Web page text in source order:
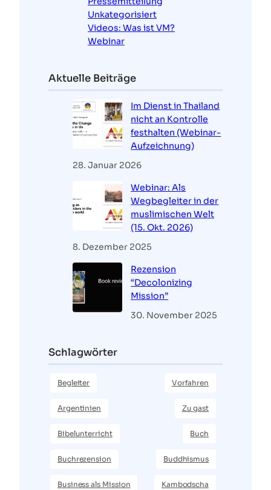
Unkategorisiert
Videos: Was ist VM?
Webinar
Aktuelle Beiträge
Im Dienst in Thailand
nicht an Kontrolle
festhalten (Webinar-
Aufzeichnung)
28. Januar 2026
Webinar: Als
Wegbegleiter in der
muslimischen Welt
(15. Okt. 2026)
8. Dezember 2025
Rezension
“Decolonizing
Mission”
30. November 2025
Schlagwörter
Begleiter Vorfahren
Argentinien Zu gast
Bibelunterricht Buch
Buchrezension Buddhismus
Business als Mission Kambodscha